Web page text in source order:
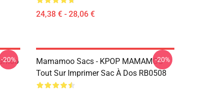
24,38 € - 28,06 €
-20%
Mamamoo Sacs - KPOP MAMAMOO
Tout Sur Imprimer Sac À Dos RB0508
-20%